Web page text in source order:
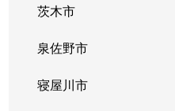
茨木市
泉佐野市
寝屋川市